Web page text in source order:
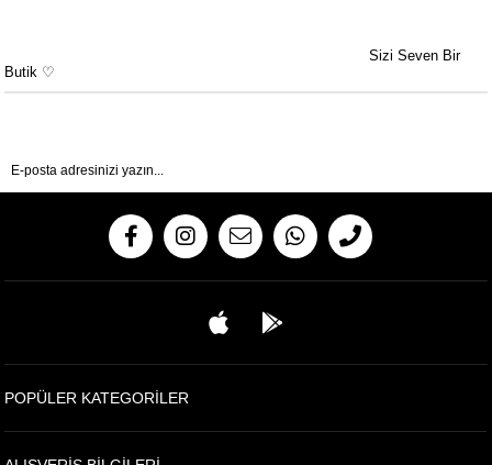
Sizi Seven Bir
Butik ♡
POPÜLER KATEGORİLER